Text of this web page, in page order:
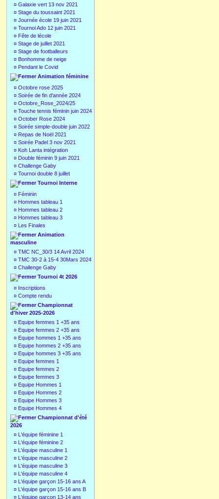
¤ Galaxie vert 13 nov 2021
¤ Stage du toussaint 2021
¤ Journée école 19 juin 2021
¤ Tournoi Ado 12 juin 2021
¤ Fête de lécole
¤ Stage de juillet 2021
¤ Stage de footballeurs
¤ Bonhomme de neige
¤ Pendant le Covid
Animation féminine
¤ Octobre rose 2025
¤ Soirée de fin d'année 2024
¤ Octobre_Rose_2024/25
¤ Touche tennis féminin juin 2024
¤ October Rose 2024
¤ Soirée simple-double juin 2022
¤ Repas de Noël 2021
¤ Soirée Padel 3 nov 2021
¤ Koh Lanta intégration
¤ Double féminin 9 juin 2021
¤ Challenge Gaby
¤ Tournoi double 8 juillet
Tournoi Interne
¤ Féminin
¤ Hommes tableau 1
¤ Hommes tableau 2
¤ Hommes tableau 3
¤ Les Finales
Animation
masculine
¤ TMC NC_30/3 14 Avril 2024
¤ TMC 30-2 à 15-4 30Mars 2024
¤ Challenge Gaby
Tournoi 4t 2026
¤ Inscriptions
¤ Compte rendu
Championnat
d'hiver 2025-2026
¤ Equipe femmes 1 +35 ans
¤ Equipe femmes 2 +35 ans
¤ Equipe hommes 1 +35 ans
¤ Equipe hommes 2 +35 ans
¤ Equipe hommes 3 +35 ans
¤ Equipe femmes 1
¤ Equipe femmes 2
¤ Equipe femmes 3
¤ Equipe Hommes 1
¤ Equipe Hommes 2
¤ Equipe Hommes 3
¤ Equipe Hommes 4
Championnat d'été
2026
¤ L'équipe féminine 1
¤ L'équipe féminine 2
¤ L'équipe masculine 1
¤ L'équipe masculine 2
¤ L'équipe masculine 3
¤ L'équipe masculine 4
¤ L'équipe garçon 15-16 ans A
¤ L'équipe garçon 15-16 ans B
¤ L'équipe garçon 13-14 ans